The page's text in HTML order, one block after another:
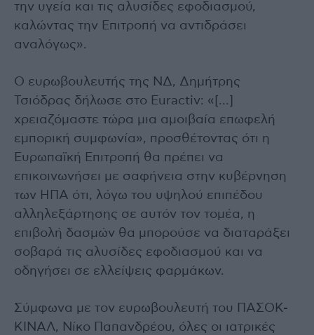
την υγεία και τις αλυσίδες εφοδιασμού,
καλώντας την Επιτροπή να αντιδράσει
αναλόγως».
Ο ευρωβουλευτής της ΝΔ, Δημήτρης
Τσιόδρας δήλωσε στο Euractiv: «[…]
χρειαζόμαστε τώρα μια αμοιβαία επωφελή
εμπορική συμφωνία», προσθέτοντας ότι η
Ευρωπαϊκή Επιτροπή θα πρέπει να
επικοινωνήσει με σαφήνεια στην κυβέρνηση
των ΗΠΑ ότι, λόγω του υψηλού επιπέδου
αλληλεξάρτησης σε αυτόν τον τομέα, η
επιβολή δασμών θα μπορούσε να διαταράξει
σοβαρά τις αλυσίδες εφοδιασμού και να
οδηγήσει σε ελλείψεις φαρμάκων.
Σύμφωνα με τον ευρωβουλευτή του ΠΑΣΟΚ-
ΚΙΝΑΛ, Νίκο Παπανδρέου, όλες οι ιατρικές